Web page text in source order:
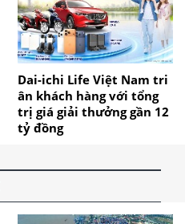
Dai-ichi Life Việt Nam tri
ân khách hàng với tổng
trị giá giải thưởng gần 12
tỷ đồng